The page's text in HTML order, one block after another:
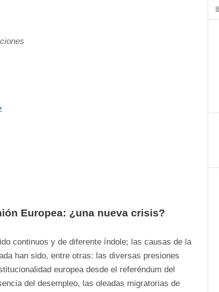
Europea: ¿una nueva crisis?
continuos y de diferente índole; las causas de la
han sido, entre otras: las diversas presiones
europea desde el referéndum del
del desempleo, las oleadas migratorias de